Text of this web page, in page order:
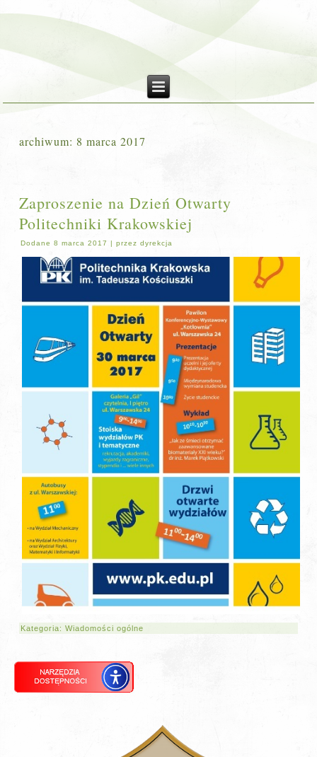
archiwum: 8 marca 2017
Zaproszenie na Dzień Otwarty
Politechniki Krakowskiej
Dodane 8 marca 2017 |przez dyrekcja
Kategoria:Wiadomości ogólne